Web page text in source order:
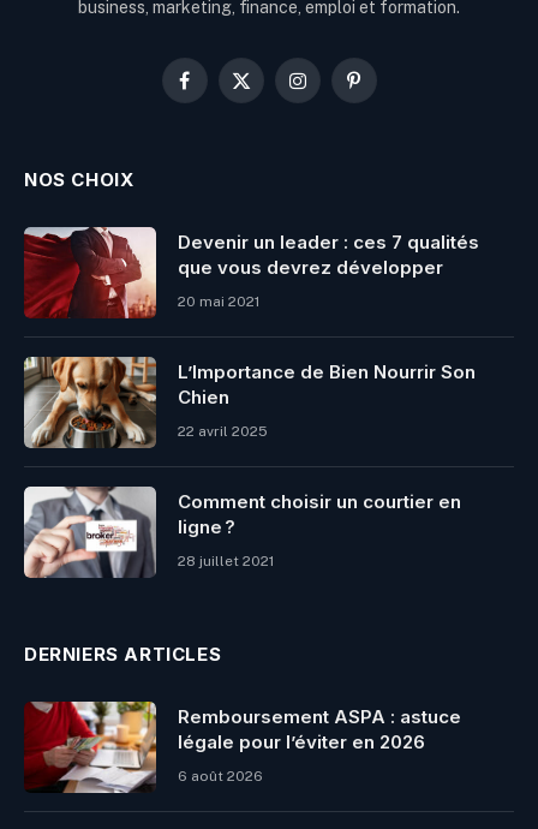
business, marketing, finance, emploi et formation.
Facebook
X
InstagramPinterest
NOS CHOIX
Devenir un leader : ces 7 qualités
que vous devrez développer
20 mai 2021
L’Importance de Bien Nourrir Son
Chien
22 avril 2025
Comment choisir un courtier en
ligne ?
28 juillet 2021
DERNIERS ARTICLES
Remboursement ASPA : astuce
légale pour l’éviter en 2026
6 août 2026